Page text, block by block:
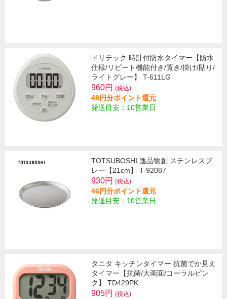
ドリテック 時計付防水タイマー【防水
仕様/リピート機能付き/置き/掛け/貼り/
ライトグレー】 T-611LG
960円 (税込)
48円分ポイント還元
発送目安：10営業日
TOTSUBOSHI 逸品物創 ステンレスプ
レー【21cm】 T-92087
930円 (税込)
46円分ポイント還元
発送目安：10営業日
タニタ キッチンタイマー 抗菌でか見え
タイマー【抗菌/大画面/コーラルピン
ク】 TD429PK
905円 (税込)